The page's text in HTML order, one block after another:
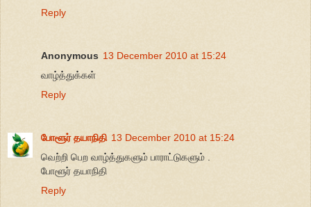
Reply
Anonymous 13 December 2010 at 15:24
வாழ்த்துக்கள்
Reply
போளூர் தயாநிதி 13 December 2010 at 15:24
வெற்றி பெற வாழ்த்துகளும் பாராட்டுகளும் .
போளூர் தயாநிதி
Reply